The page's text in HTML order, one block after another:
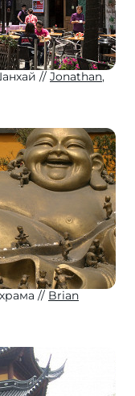
Jonathan,
Brian